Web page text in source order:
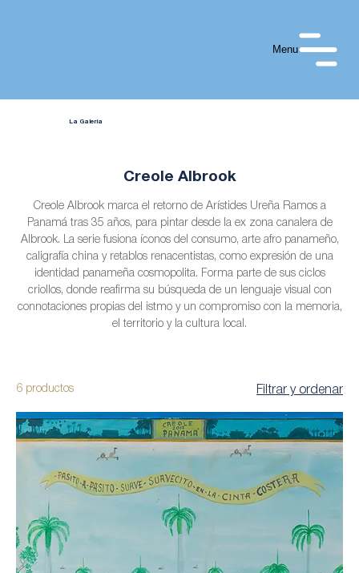
Menu
La Galería
Creole Albrook
Creole Albrook marca el retorno de Arístides Ureña Ramos a
Panamá tras 35 años, para pintar desde la ex zona canalera de
Albrook. La serie fusiona íconos del consumo, arte afro panameño,
caligrafía china y retablos renacentistas, como expresión de una
identidad panameña cosmopolita. Forma parte de sus ciclos
criollos, donde reafirma su búsqueda de un lenguaje visual con
connotaciones propias del istmo y un compromiso con la memoria,
el territorio y la cultura local.
6 productos Filtrar y ordenar